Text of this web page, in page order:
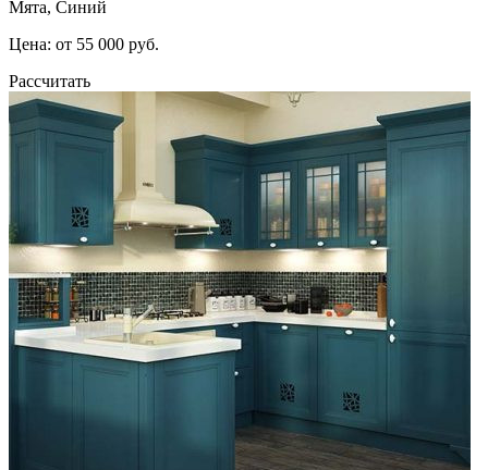
Мята, Синий
Цена: от 55 000 руб.
Рассчитать